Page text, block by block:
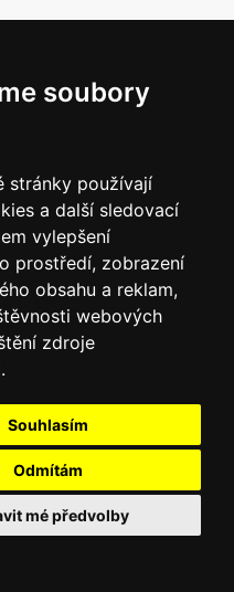
soubory
stránky používají
a další sledovací
vylepšení
prostředí, zobrazení
obsahu a reklam,
webových
zdroje
Souhlasím
Odmítám
mé předvolby
nezůstanou bez odezvy.
O WEBU